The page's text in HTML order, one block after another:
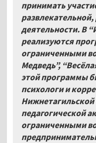
принимать
деятельности. В
реализуются
ограниченными
Медведь”,
этой программы
психологи и
Нижнетагильской
педагогической
ограниченными